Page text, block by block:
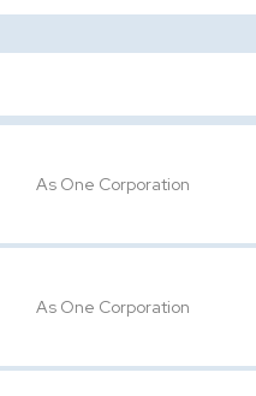
As One Corporation
As One Corporation